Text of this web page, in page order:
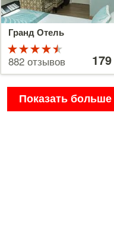
Гранд Отель
4.5 из 5
882 отзывов 179 €
Показать больше